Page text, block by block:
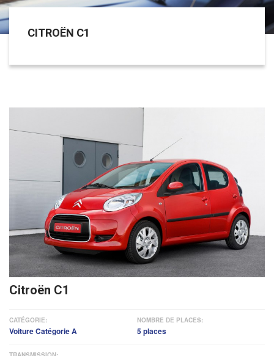
CITROËN C1
Citroën C1
CATÉGORIE:
Voiture Catégorie A
NOMBRE DE PLACES:
5 places